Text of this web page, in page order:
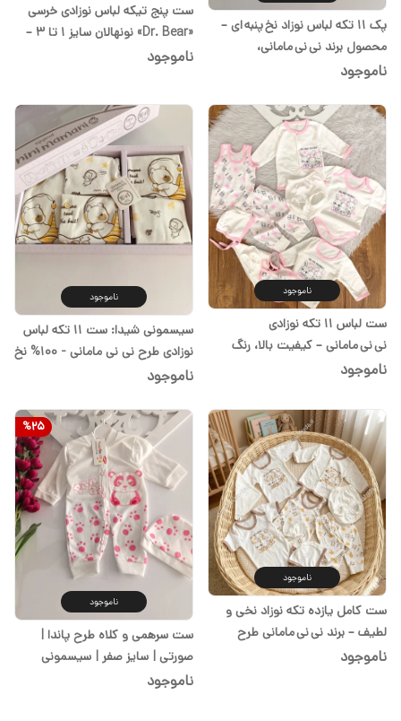
پک ۱۱ تکه لباس نوزاد نخ پنبه ای –
محصول برند نی نی مامانی،
فروشگاه شیدا
ناموجود
ست پنج تیکه لباس نوزادی خرسی
«Dr. Bear» نونهالان سایز ۱ تا ۳ –
سیسمونی شیدا
ناموجود
ناموجود
ست لباس ۱۱ تکه نوزادی
نی نی مامانی – کیفیت بالا، رنگ
صورتی مناسب دختر
ناموجود
ناموجود
سیسمونی شیدا: ست 11 تکه لباس
نوزادی طرح نی نی مامانی - 100% نخ
پنبه
ناموجود
ناموجود
ست کامل یازده تکه نوزاد نخی و
لطیف – برند نی نی مامانی طرح
خرگوش کرم در سیسمونی شیدا
ناموجود
%25
ناموجود
ست سرهمی و کلاه طرح پاندا |
صورتی | سایز صفر | سیسمونی
شیدا
ناموجود